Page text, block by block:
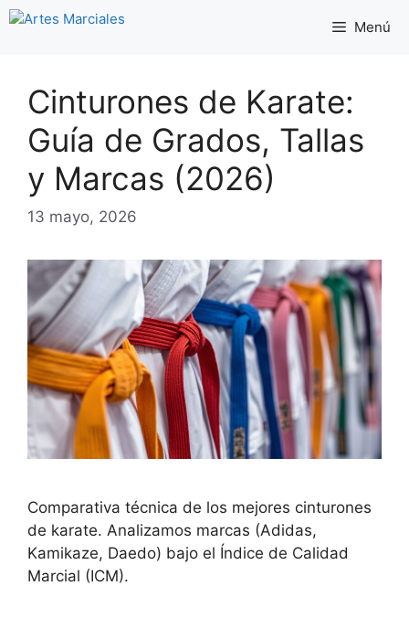
Saltar
Menú
Cinturones de Karate:
Guía de Grados, Tallas
y Marcas (2026)
13 mayo, 2026
Comparativa técnica de los mejores cinturones
de karate. Analizamos marcas (Adidas,
Kamikaze, Daedo) bajo el Índice de Calidad
Marcial (ICM).